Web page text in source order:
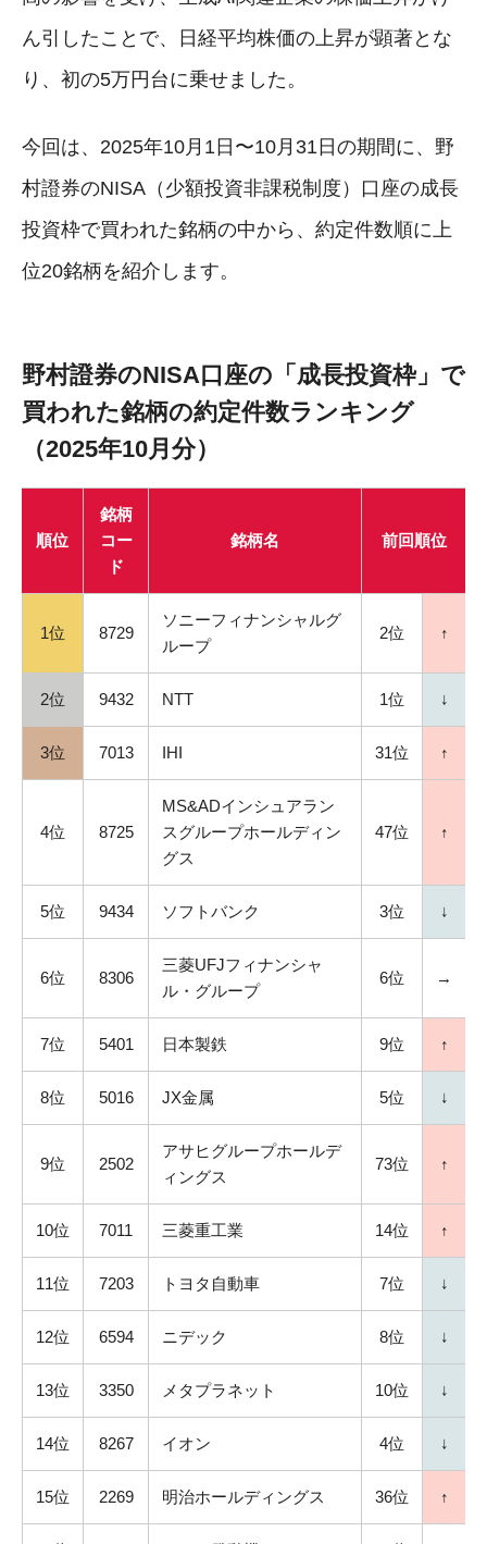
ん引したことで、日経平均株価の上昇が顕著とな
り、初の5万円台に乗せました。
今回は、2025年10月1日〜10月31日の期間に、野
村證券のNISA（少額投資非課税制度）口座の成長
投資枠で買われた銘柄の中から、約定件数順に上
位20銘柄を紹介します。
野村證券のNISA口座の「成長投資枠」で
買われた銘柄の約定件数ランキング
（2025年10月分）
順位
銘柄
コー
ド
銘柄名 前回順位
1位 8729
ソニーフィナンシャルグ
ループ
2位 ↑
2位 9432 NTT 1位 ↓
3位 7013 IHI 31位 ↑
4位 8725
MS&ADインシュアラン
スグループホールディン
グス
47位 ↑
5位 9434 ソフトバンク 3位 ↓
6位 8306
三菱UFJフィナンシャ
ル・グループ
6位 →
7位 5401 日本製鉄 9位 ↑
8位 5016 JX金属 5位 ↓
9位 2502
アサヒグループホールデ
ィングス
73位 ↑
10位 7011 三菱重工業 14位 ↑
11位 7203 トヨタ自動車 7位 ↓
12位 6594 ニデック 8位 ↓
13位 3350 メタプラネット 10位 ↓
14位 8267 イオン 4位 ↓
15位 2269 明治ホールディングス 36位 ↑